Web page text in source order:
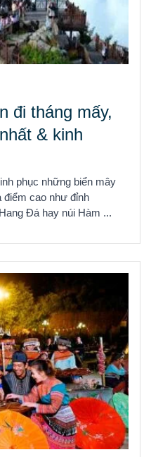
đi tháng mấy,
& kinh
phục những biển mây
điểm cao như đỉnh
Đá hay núi Hàm ...